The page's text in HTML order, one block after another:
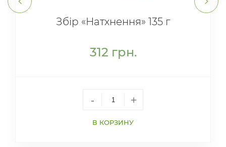
Збір «Натхнення» 135 г
312 грн.
- +
В КОРЗИНУ